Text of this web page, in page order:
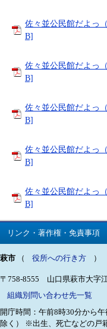
佐々並公民館だよっ
B]
佐々並公民館だよっ
B]
佐々並公民館だよっ
B]
佐々並公民館だよっ
B]
佐々並公民館だよっ
B]
リンク・著作権・免責事項
萩市 （ 役所への行き方 ）
〒758-8555 山口県萩市大字
組織別問い合わせ先一覧
開庁時間：午前8時30分から
除く）
※出生、死亡などの戸